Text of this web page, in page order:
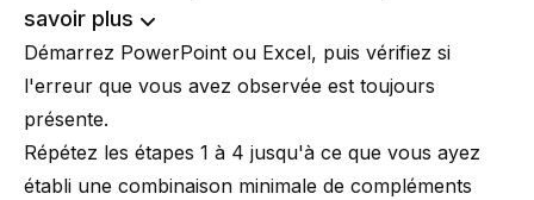
savoir plus
Démarrez PowerPoint ou Excel, puis vérifiez si
l'erreur que vous avez observée est toujours
présente.
Répétez les étapes 1 à 4 jusqu'à ce que vous ayez
établi une combinaison minimale de compléments